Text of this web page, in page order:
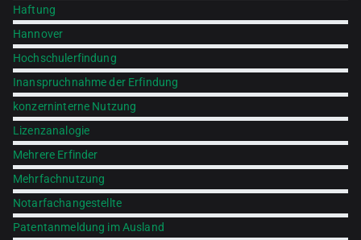
Haftung
Hannover
Hochschulerfindung
Inanspruchnahme der Erfindung
konzerninterne Nutzung
Lizenzanalogie
Mehrere Erfinder
Mehrfachnutzung
Notarfachangestellte
Patentanmeldung im Ausland